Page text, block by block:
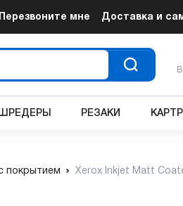
Перезвоните мне Доставка и
РЕЗАКИ
покрытием Xerox Inkjet Matt